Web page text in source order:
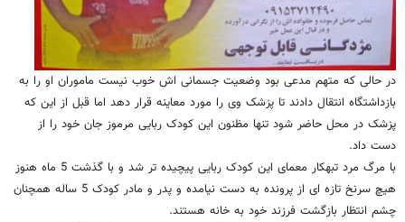
در حالی که متهم مدعی بود وضعیت جسمانی اش خوب نیست ماموران او را به
بازداشتگاه انتقال دادند تا پزشک وی را مورد معاینه قرار دهد اما قبل از این که
پزشک در محل حاضر شود تنها مظنون این کودک ربایی مرموز جان خود را از
دست داد.
با مرگ مرد تبهکار معمای این کودک ربایی پیچیده تر شد و با گذشت 5 ماه هنوز
هیچ سرنخ تازه ای از پرونده به دست نیامده و پدر و مادر کودک 5 ساله همچنان
چشم انتظار بازگشت فرزند خود به خانه هستند.